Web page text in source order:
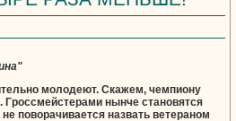
молодеют. Скажем, чемпиону
нынче становятся
поворачивается назвать ветераном